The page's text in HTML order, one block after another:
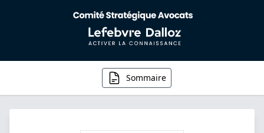
Sommaire